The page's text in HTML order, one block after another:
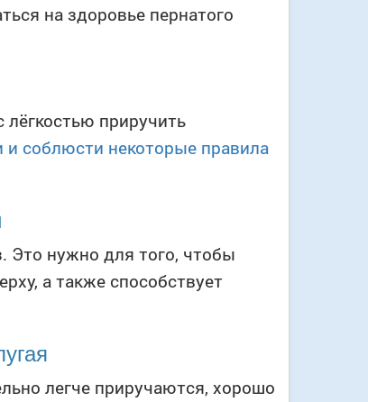
на здоровье пернатого
приручить
и соблюсти некоторые правила
Это нужно для того, чтобы
а также способствует
легче приручаются, хорошо